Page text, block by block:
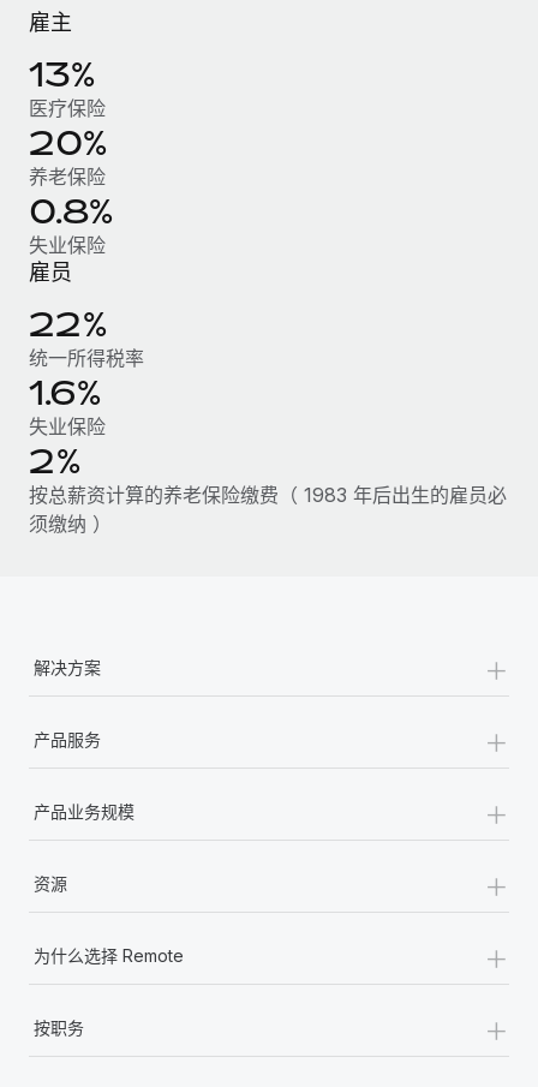
服务
咨询专家
获得全球人力资源与合规方面的专家帮助
背景调查
简化候选人筛选流程
合规守望台
防范合规风险
设备管理
在全球范围内配置和跟踪 IT 设备
实体设立
快速建立合规实体
人员调配与搬迁
轻松搬迁员工
集成与人工智能自动化咨询
案例研究
Cultivating a Thriving Remote-First Culture in
Partnership with Remote
At a glance Discover the evolution of TheyDo, a pioneering
了解更多
Reverse Tech's strategic partnership with
Remote for contractor management and
payroll
Reverse Tech at a glance Health and wellness startup,
薪金与人才洞察
洞察中心
获得支持
查看全部资源
博客
Why owned entities are key to maintaining
EOR compliance
As the global workforce continues to expand in response
to the demands of today’s labor market, the...
了解更多
What a Workday global payroll implementation
了解更多
雇主
13%
医疗保险
20%
养老保险
0.8%
失业保险
雇员
22%
统一所得税率
1.6%
失业保险
2%
按总薪资计算的养老保险缴费（ 1983 年后出生的雇员必
须缴纳 ）
解决方案 +
产品服务 +
产品业务规模 +
资源 +
为什么选择 Remote +
按职务
+